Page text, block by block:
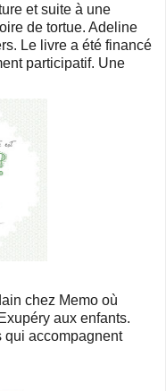
et suite à une
de tortue. Adeline
Le livre a été financé
participatif. Une
chez Memo où
aux enfants.
qui accompagnent